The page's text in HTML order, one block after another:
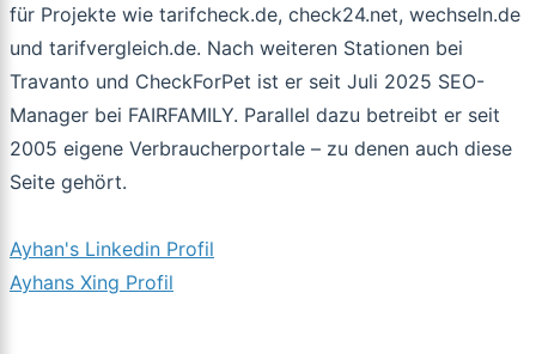
für Projekte wie tarifcheck.de, check24.net, wechseln.de
und tarifvergleich.de. Nach weiteren Stationen bei
Travanto und CheckForPet ist er seit Juli 2025 SEO-
Manager bei FAIRFAMILY. Parallel dazu betreibt er seit
2005 eigene Verbraucherportale – zu denen auch diese
Seite gehört.
Ayhan's Linkedin Profil
Ayhans Xing Profil